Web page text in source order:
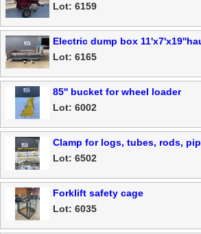
Lot: 6159
Electric dump box
Lot: 6165
85'' bucket for wheel loader
Lot: 6002
Clamp for logs, tubes, rods,
Lot: 6502
Forklift safety cage
Lot: 6035